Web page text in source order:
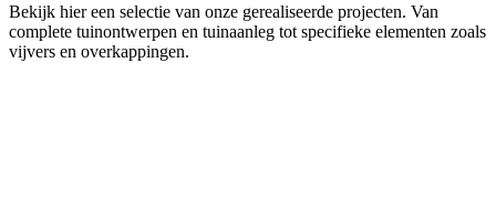
Bekijk hier een selectie van onze gerealiseerde projecten. Van
complete tuinontwerpen en tuinaanleg tot specifieke elementen zoals
vijvers en overkappingen.